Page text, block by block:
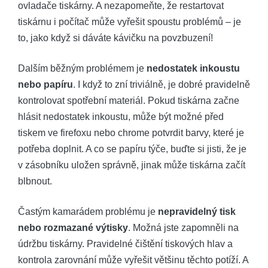
ovladače tiskárny. A nezapomeňte, že restartovat
tiskárnu i počítač může vyřešit spoustu problémů – je
to, jako když si dáváte kávičku na povzbuzení!
Dalším běžným problémem je nedostatek inkoustu
nebo papíru. I když to zní triviálně, je dobré pravidelně
kontrolovat spotřební materiál. Pokud tiskárna začne
hlásit nedostatek inkoustu, může být možné před
tiskem ve firefoxu nebo chrome potvrdit barvy, které je
potřeba doplnit. A co se papíru týče, buďte si jisti, že je
v zásobníku uložen správně, jinak může tiskárna začít
blbnout.
Častým kamarádem problému je nepravidelný tisk
nebo rozmazané výtisky. Možná jste zapomněli na
údržbu tiskárny. Pravidelné čištění tiskových hlav a
kontrola zarovnání může vyřešit většinu těchto potíží. A